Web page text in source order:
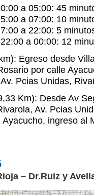
a 05:00: 45
a 07:00: 10
a 22:00: 5
a 00:00: 12
Egreso desde
por calle
Pcias Unidas,
Km): Desde Av
Av. Pcias
Ayacucho, ingreso al
– Dr.Ruiz y